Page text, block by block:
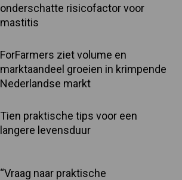
onderschatte risicofactor voor
mastitis
ForFarmers ziet volume en
marktaandeel groeien in krimpende
Nederlandse markt
Tien praktische tips voor een
langere levensduur
“Vraag naar praktische